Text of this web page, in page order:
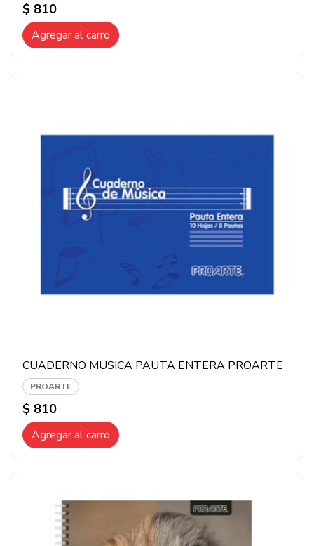
$ 810
Agregar al carro
CUADERNO MUSICA PAUTA ENTERA PROARTE
PROARTE
$ 810
Agregar al carro